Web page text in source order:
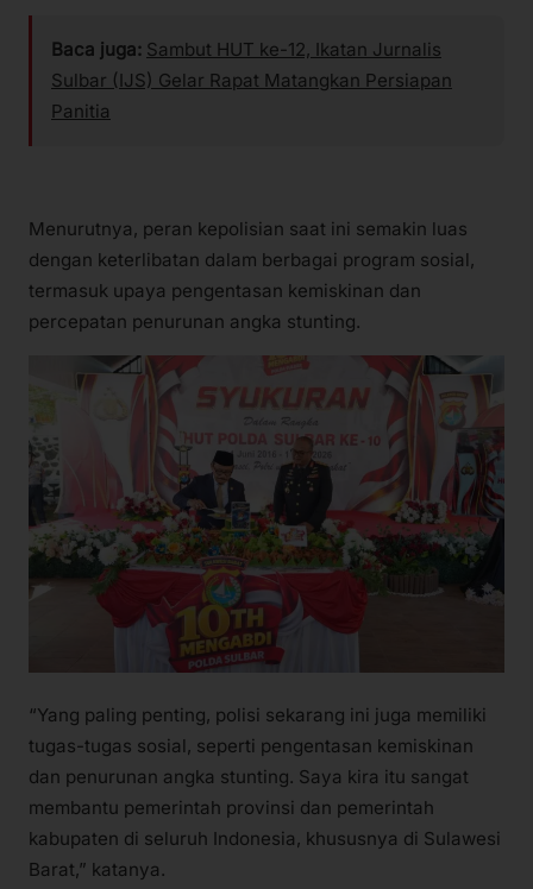
Baca juga: Sambut HUT ke-12, Ikatan Jurnalis
Sulbar (IJS) Gelar Rapat Matangkan Persiapan
Panitia
Menurutnya, peran kepolisian saat ini semakin luas
dengan keterlibatan dalam berbagai program sosial,
termasuk upaya pengentasan kemiskinan dan
percepatan penurunan angka stunting.
“Yang paling penting, polisi sekarang ini juga memiliki
tugas-tugas sosial, seperti pengentasan kemiskinan
dan penurunan angka stunting. Saya kira itu sangat
membantu pemerintah provinsi dan pemerintah
kabupaten di seluruh Indonesia, khususnya di Sulawesi
Barat,” katanya.